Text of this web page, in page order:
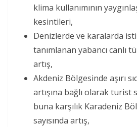
klima kullanımının
kesintileri,
Denizlerde ve karalarda
tanımlanan yabancı canlı
artış,
Akdeniz Bölgesinde aşırı
artışına bağlı olarak turist
buna karşılık Karadeniz
sayısında artış,